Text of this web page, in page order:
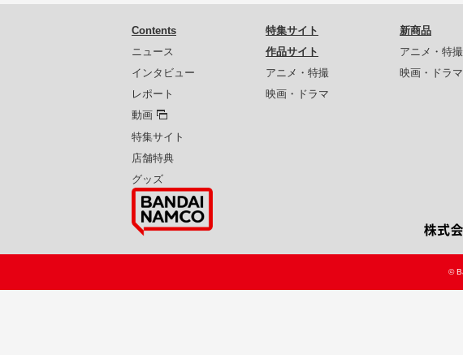
Contents
ニュース
インタビュー
レポート
動画
特集サイト
店舗特典
グッズ
特集サイト
作品サイト
アニメ・特撮
映画・ドラマ
新商品
アニメ・特
映画・ドラ
©